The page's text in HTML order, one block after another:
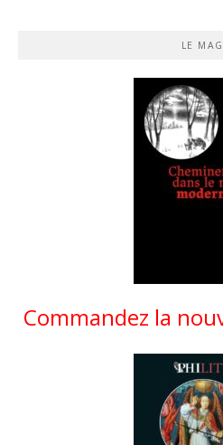
LE MAG
Commandez la